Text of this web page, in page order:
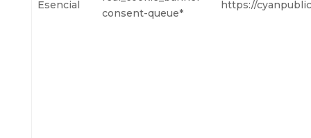
Esencial
consent-queue*
https://